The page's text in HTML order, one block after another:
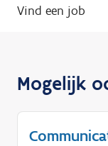
Vind een job
Mogelijk